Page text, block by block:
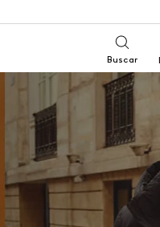
Buscar